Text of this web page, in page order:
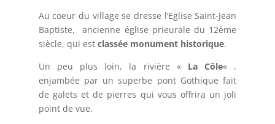
Au coeur du village se dresse l’Eglise Saint-Jean
Baptiste,
ancienne église prieurale du 12ème
siècle, qui est classée monument historique.
Un peu plus loin, la rivière « La Côle« ,
enjambée par un superbe pont Gothique fait
de galets et de pierres qui vous offrira un joli
point de vue.